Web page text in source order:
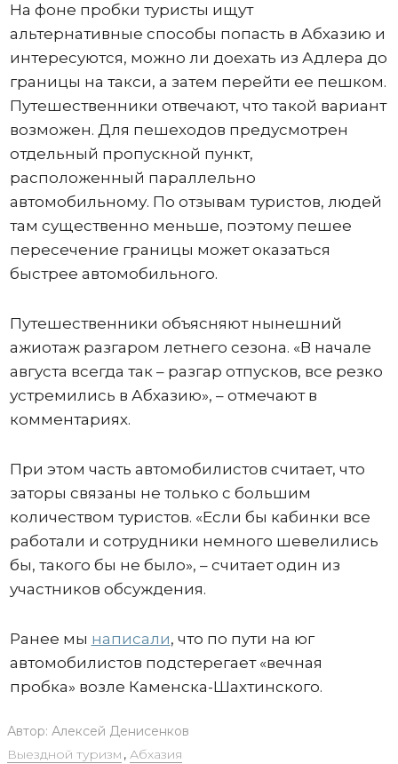
На фоне пробки туристы ищут
альтернативные способы попасть в Абхазию и
интересуются, можно ли доехать из Адлера до
границы на такси, а затем перейти ее пешком.
Путешественники отвечают, что такой вариант
возможен. Для пешеходов предусмотрен
отдельный пропускной пункт,
расположенный параллельно
автомобильному. По отзывам туристов, людей
там существенно меньше, поэтому пешее
пересечение границы может оказаться
быстрее автомобильного.
Путешественники объясняют нынешний
ажиотаж разгаром летнего сезона. «В начале
августа всегда так – разгар отпусков, все резко
устремились в Абхазию», – отмечают в
комментариях.
При этом часть автомобилистов считает, что
заторы связаны не только с большим
количеством туристов. «Если бы кабинки все
работали и сотрудники немного шевелились
бы, такого бы не было», – считает один из
участников обсуждения.
Ранее мы написали, что по пути на юг
автомобилистов подстерегает «вечная
пробка» возле Каменска-Шахтинского.
Автор: Алексей Денисенков
Выездной туризм , Абхазия